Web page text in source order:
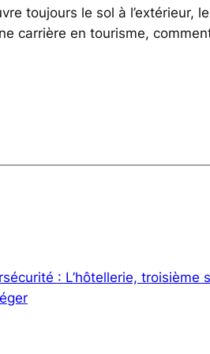
toujours le sol à l’extérieur,
carrière en tourisme,
: L’hôtellerie, troisième